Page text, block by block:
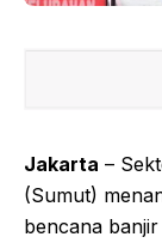
Jakarta –
(Sumut)
bencana